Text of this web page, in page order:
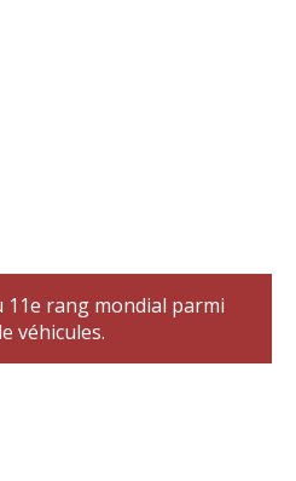
11e rang mondial parmi
véhicules.